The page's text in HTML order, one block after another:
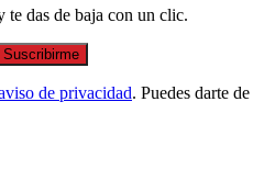
te das de baja con un clic.
Suscribirme
de privacidad. Puedes darte de